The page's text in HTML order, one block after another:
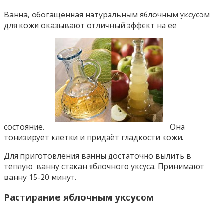
Ванна, обогащенная натуральным яблочным уксусом
для кожи оказывают отличный эффект на ее
состояние.
Она
тонизирует клетки и придаёт гладкости кожи.
Для приготовления ванны достаточно вылить в
теплую ванну стакан яблочного уксуса. Принимают
ванну 15-20 минут.
Растирание яблочным уксусом